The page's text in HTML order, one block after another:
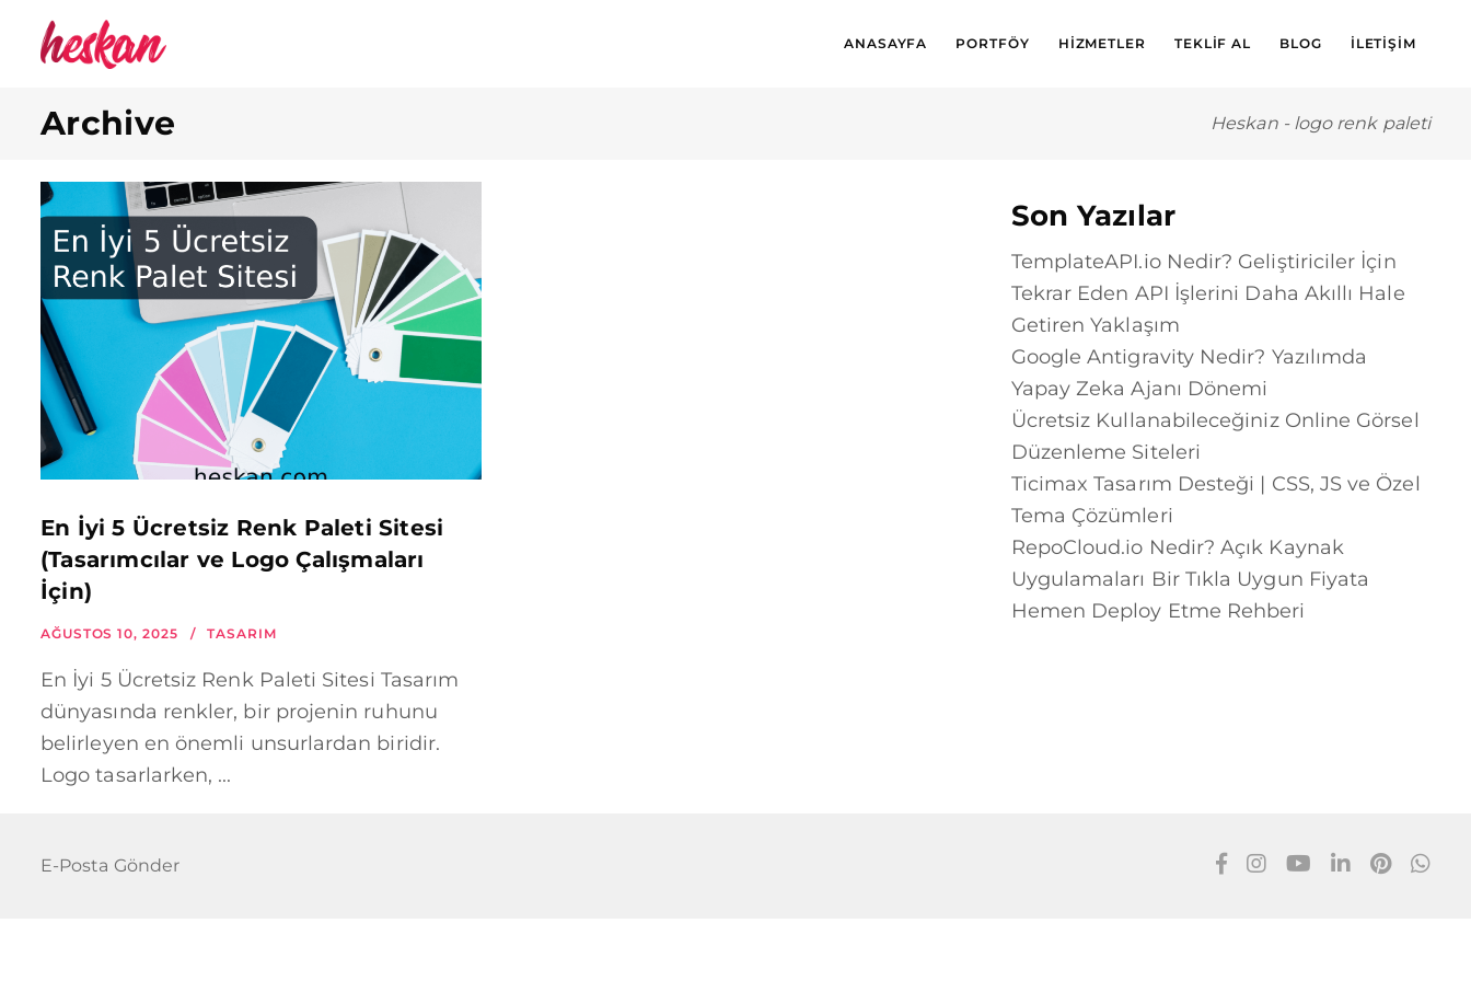
ANASAYFA PORTFÖY HIZMETLER TEKLIF AL BLOG İLETIŞIM
Archive Heskan - logo renk paleti
En İyi 5 Ücretsiz Renk Paleti Sitesi
(Tasarımcılar ve Logo Çalışmaları
İçin)
AĞUSTOS 10, 2025 TASARIM
En İyi 5 Ücretsiz Renk Paleti Sitesi Tasarım
dünyasında renkler, bir projenin ruhunu
belirleyen en önemli unsurlardan biridir.
Logo tasarlarken, ...
Son Yazılar
TemplateAPI.io Nedir? Geliştiriciler İçin
Tekrar Eden API İşlerini Daha Akıllı Hale
Getiren Yaklaşım
Google Antigravity Nedir? Yazılımda
Yapay Zeka Ajanı Dönemi
Ücretsiz Kullanabileceğiniz Online Görsel
Düzenleme Siteleri
Ticimax Tasarım Desteği | CSS, JS ve Özel
Tema Çözümleri
RepoCloud.io Nedir? Açık Kaynak
Uygulamaları Bir Tıkla Uygun Fiyata
Hemen Deploy Etme Rehberi
E-Posta Gönder